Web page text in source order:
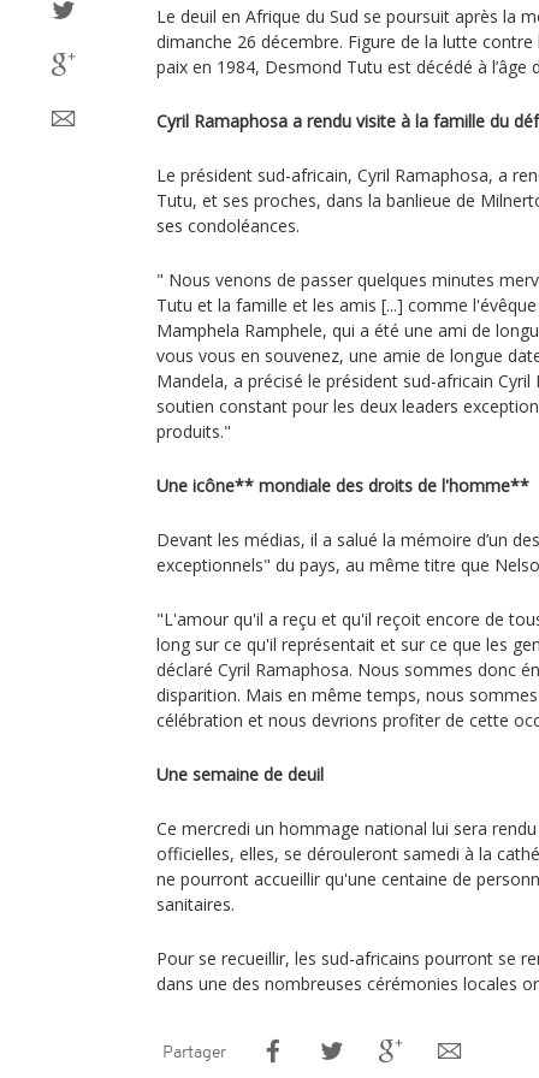
Le deuil en Afrique du Sud se poursuit après la
dimanche 26 décembre. Figure de la lutte contre
paix en 1984, Desmond Tutu est décédé à l’âge
Cyril Ramaphosa a rendu visite à la famille du
Le président sud-africain, Cyril Ramaphosa, a
Tutu, et ses proches, dans la banlieue de
ses condoléances.
" Nous venons de passer quelques minutes
Tutu et la famille et les amis [...] comme
Mamphela Ramphele, qui a été une ami de
vous vous en souvenez, une amie de longue
Mandela, a précisé le président sud-africain
soutien constant pour les deux leaders
produits."
Une icône** mondiale des droits de l'homme**
Devant les médias, il a salué la mémoire d’un
exceptionnels" du pays, au même titre que
"L'amour qu'il a reçu et qu'il reçoit encore de
long sur ce qu'il représentait et sur ce que les
déclaré Cyril Ramaphosa. Nous sommes donc
disparition. Mais en même temps, nous
célébration et nous devrions profiter de cette
Une semaine de deuil
Ce mercredi un hommage national lui sera
officielles, elles, se dérouleront samedi à la
ne pourront accueillir qu'une centaine de
sanitaires.
Pour se recueillir, les sud-africains pourront se
dans une des nombreuses cérémonies locales
Partager